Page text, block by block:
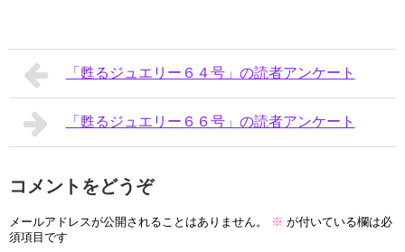
「甦るジュエリー６４号」の読者アンケート
「甦るジュエリー６６号」の読者アンケート
コメントをどうぞ
メールアドレスが公開されることはありません。 ※ が付いている欄は必
須項目です